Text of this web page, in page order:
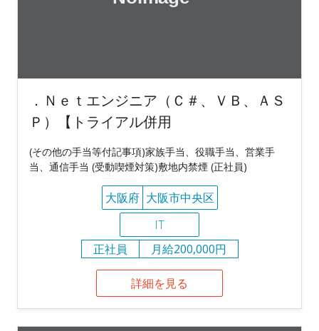
．Ｎｅｔエンジニア（Ｃ＃、ＶＢ、ＡＳ
Ｐ）【トライアル併用
(その他の手当等付記事項)家族手当、役職手当、営業手
当、通信手当 (受動喫煙対策)敷地内禁煙 (正社員)
大阪府 大阪市中央区
IT
正社員
月給200,000円
詳細を見る